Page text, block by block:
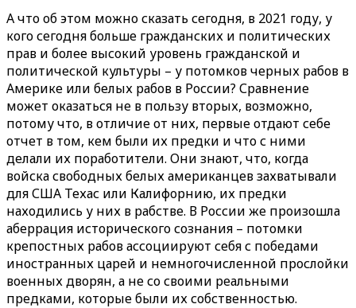
А что об этом можно сказать сегодня, в 2021 году, у
кого сегодня больше гражданских и политических
прав и более высокий уровень гражданской и
политической культуры – у потомков черных рабов в
Америке или белых рабов в России? Сравнение
может оказаться не в пользу вторых, возможно,
потому что, в отличие от них, первые отдают себе
отчет в том, кем были их предки и что с ними
делали их поработители. Они знают, что, когда
войска свободных белых американцев захватывали
для США Техас или Калифорнию, их предки
находились у них в рабстве. В России же произошла
аберрация исторического сознания – потомки
крепостных рабов ассоциируют себя с победами
иностранных царей и немногочисленной прослойки
военных дворян, а не со своими реальными
предками, которые были их собственностью.